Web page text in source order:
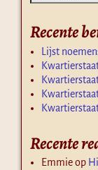
Recente
Lijst
Recente
Emmieop